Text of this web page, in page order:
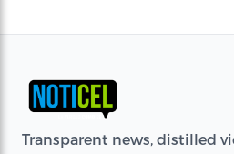
Transparent news, distilled